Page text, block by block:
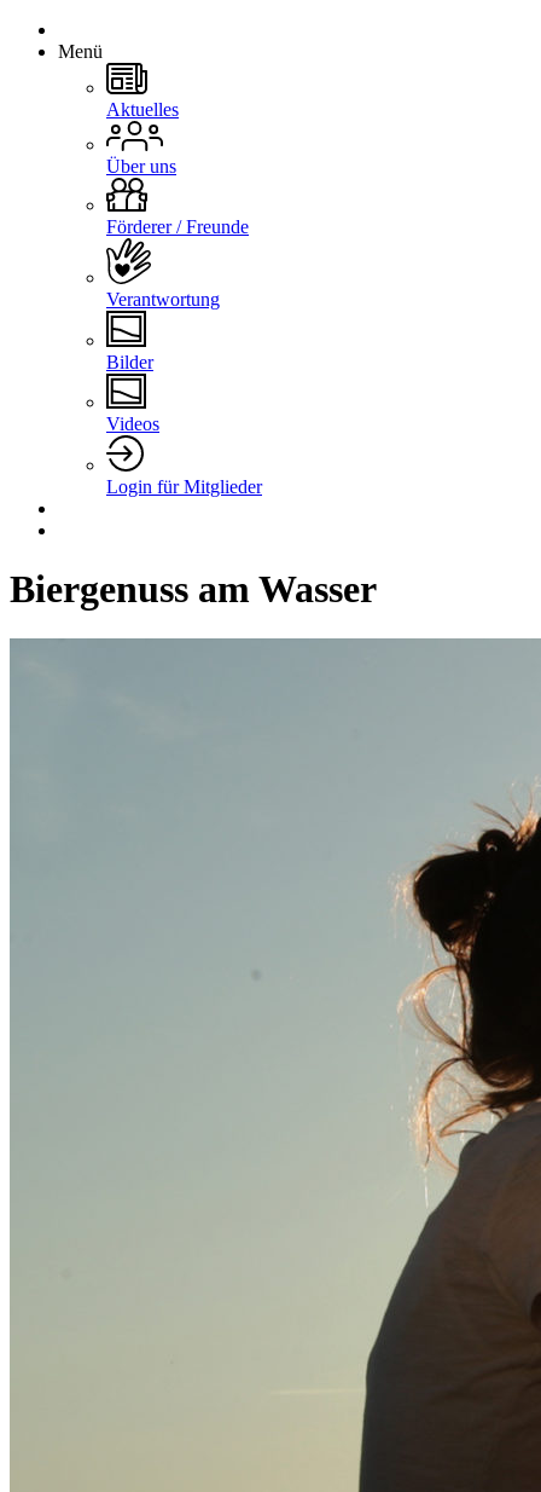
Menü
Aktuelles
Über uns
Förderer / Freunde
Verantwortung
Bilder
Videos
Login für Mitglieder
Biergenuss am Wasser